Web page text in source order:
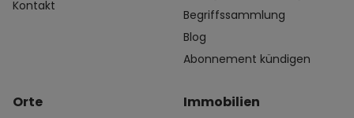
Kontakt
Begriffssammlung
Blog
Abonnement kündigen
Orte Immobilien